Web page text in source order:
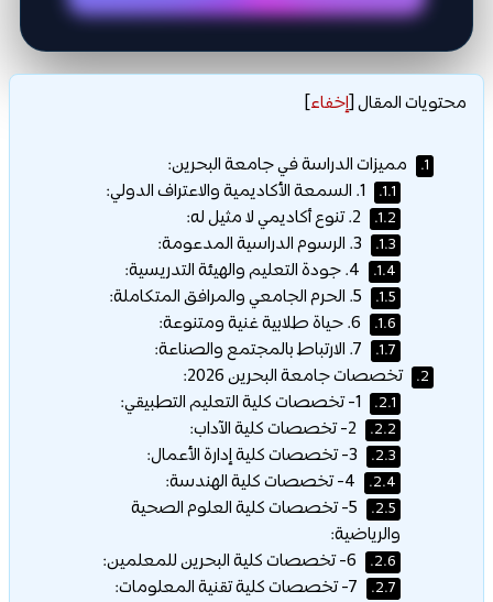
محتويات المقال[إخفاء]
1. مميزات الدراسة في جامعة البحرين:
1.1.
1.2.
1.3.
1.4.
1.5.
1.6.
1.7.
2. تخصصات جامعة البحرين 2026:
2.1.
2.2.
2.3.
2.4.
2.5.
5- تخصصات كلية العلوم الصحية
والرياضية:
2.6.
2.7.